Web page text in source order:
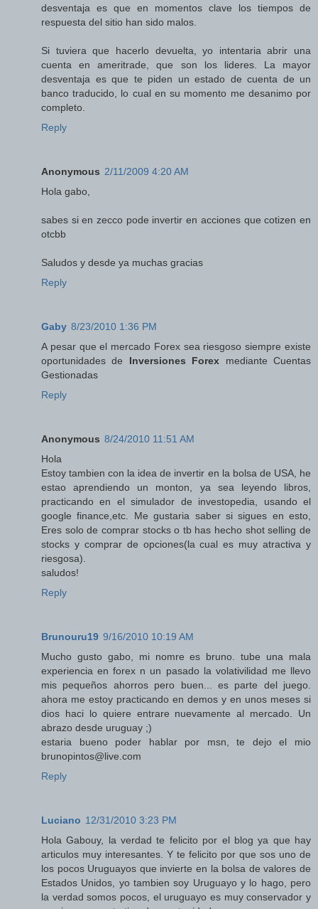
desventaja es que en momentos clave los tiempos de
respuesta del sitio han sido malos.
Si tuviera que hacerlo devuelta, yo intentaria abrir una
cuenta en ameritrade, que son los lideres. La mayor
desventaja es que te piden un estado de cuenta de un
banco traducido, lo cual en su momento me desanimo por
completo.
Reply
Anonymous 2/11/2009 4:20 AM
Hola gabo,
sabes si en zecco pode invertir en acciones que cotizen en
otcbb
Saludos y desde ya muchas gracias
Reply
Gaby 8/23/2010 1:36 PM
A pesar que el mercado Forex sea riesgoso siempre existe
oportunidades de Inversiones Forex mediante Cuentas
Gestionadas
Reply
Anonymous 8/24/2010 11:51 AM
Hola
Estoy tambien con la idea de invertir en la bolsa de USA, he
estao aprendiendo un monton, ya sea leyendo libros,
practicando en el simulador de investopedia, usando el
google finance,etc. Me gustaria saber si sigues en esto,
Eres solo de comprar stocks o tb has hecho shot selling de
stocks y comprar de opciones(la cual es muy atractiva y
riesgosa).
saludos!
Reply
Brunouru19 9/16/2010 10:19 AM
Mucho gusto gabo, mi nomre es bruno. tube una mala
experiencia en forex n un pasado la volativilidad me llevo
mis pequeños ahorros pero buen... es parte del juego.
ahora me estoy practicando en demos y en unos meses si
dios haci lo quiere entrare nuevamente al mercado. Un
abrazo desde uruguay ;)
estaria bueno poder hablar por msn, te dejo el mio
brunopintos@live.com
Reply
Luciano 12/31/2010 3:23 PM
Hola Gabouy, la verdad te felicito por el blog ya que hay
articulos muy interesantes. Y te felicito por que sos uno de
los pocos Uruguayos que invierte en la bolsa de valores de
Estados Unidos, yo tambien soy Uruguayo y lo hago, pero
la verdad somos pocos, el uruguayo es muy conservador y